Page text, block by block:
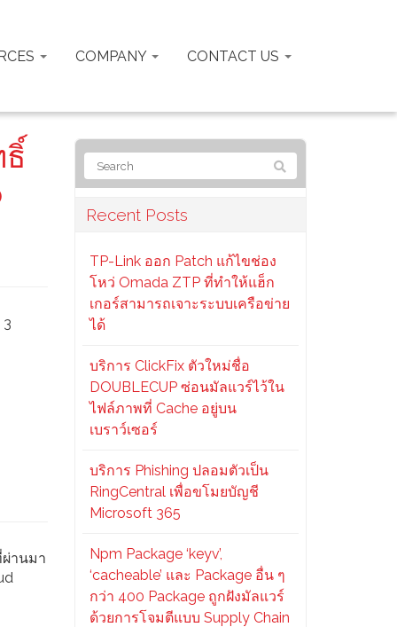
COMPANY CONTACT US
านมา
Recent Posts
TP-Link ออก Patch แก้ไขช่อง
โหว่ Omada ZTP ที่ทำให้แฮ็ก
เกอร์สามารถเจาะระบบเครือข่าย
ได้
บริการ ClickFix ตัวใหม่ชื่อ
DOUBLECUP ซ่อนมัลแวร์ไว้ใน
ไฟล์ภาพที่ Cache อยู่บน
เบราว์เซอร์
บริการ Phishing ปลอมตัวเป็น
RingCentral เพื่อขโมยบัญชี
Microsoft 365
Npm Package ‘keyv’,
‘cacheable’ และ Package อื่น ๆ
กว่า 400 Package ถูกฝังมัลแวร์
ด้วยการโจมตีแบบ Supply Chain